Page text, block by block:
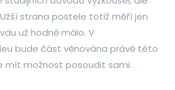
strana postele totiž měří jen
už hodně málo. V
bude část věnována právě této
mít možnost posoudit sami.